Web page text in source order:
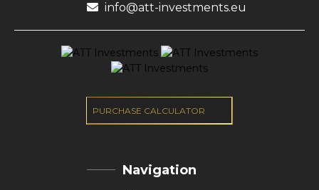
info@att-investments.eu
PURCHASE CALCULATOR
Navigation